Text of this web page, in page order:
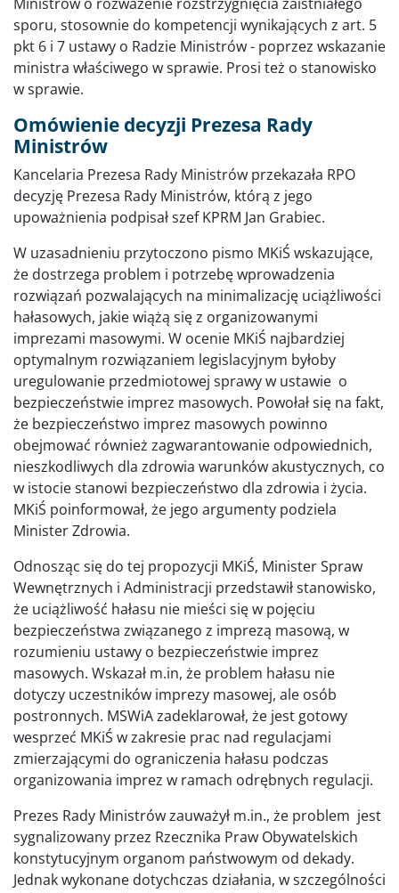
sporu, stosownie do kompetencji wynikających z art. 5
pkt 6 i 7 ustawy o Radzie Ministrów - poprzez wskazanie
ministra właściwego w sprawie. Prosi też o stanowisko
w sprawie.
Omówienie decyzji Prezesa Rady
Ministrów
Kancelaria Prezesa Rady Ministrów przekazała RPO
decyzję Prezesa Rady Ministrów, którą z jego
upoważnienia podpisał szef KPRM Jan Grabiec.
W uzasadnieniu przytoczono pismo MKiŚ wskazujące,
że dostrzega problem i potrzebę wprowadzenia
rozwiązań pozwalających na minimalizację uciążliwości
hałasowych, jakie wiążą się z organizowanymi
imprezami masowymi. W ocenie MKiŚ najbardziej
optymalnym rozwiązaniem legislacyjnym byłoby
uregulowanie przedmiotowej sprawy w ustawie o
bezpieczeństwie imprez masowych. Powołał się na fakt,
że bezpieczeństwo imprez masowych powinno
obejmować również zagwarantowanie odpowiednich,
nieszkodliwych dla zdrowia warunków akustycznych, co
w istocie stanowi bezpieczeństwo dla zdrowia i życia.
MKiŚ poinformował, że jego argumenty podziela
Minister Zdrowia.
Odnosząc się do tej propozycji MKiŚ, Minister Spraw
Wewnętrznych i Administracji przedstawił stanowisko,
że uciążliwość hałasu nie mieści się w pojęciu
bezpieczeństwa związanego z imprezą masową, w
rozumieniu ustawy o bezpieczeństwie imprez
masowych. Wskazał m.in, że problem hałasu nie
dotyczy uczestników imprezy masowej, ale osób
postronnych. MSWiA zadeklarował, że jest gotowy
wesprzeć MKiŚ w zakresie prac nad regulacjami
zmierzającymi do ograniczenia hałasu podczas
organizowania imprez w ramach odrębnych regulacji.
Prezes Rady Ministrów zauważył m.in., że problem jest
sygnalizowany przez Rzecznika Praw Obywatelskich
konstytucyjnym organom państwowym od dekady.
Jednak wykonane dotychczas działania, w szczególności